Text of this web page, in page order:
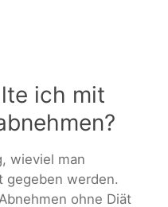
ich mit
wieviel man
gegeben werden.
ohne Diät